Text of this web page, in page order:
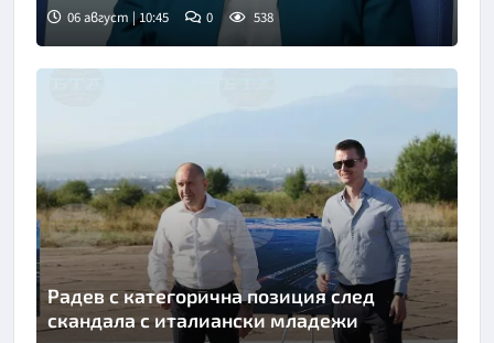
06 август | 10:45 0 538
Радев с категорична позиция след
скандала с италиански младежи